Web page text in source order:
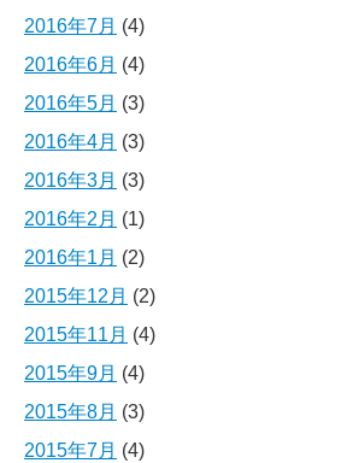
2016年7月 (4)
2016年6月 (4)
2016年5月 (3)
2016年4月 (3)
2016年3月 (3)
2016年2月 (1)
2016年1月 (2)
2015年12月 (2)
2015年11月 (4)
2015年9月 (4)
2015年8月 (3)
2015年7月 (4)